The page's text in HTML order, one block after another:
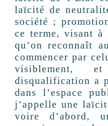
laïcité de
société ;
ce terme, visant
qu’on reconnaît
commencer par
visiblement,
disqualification a
dans l’espace
j’appelle une
voire d’abord,